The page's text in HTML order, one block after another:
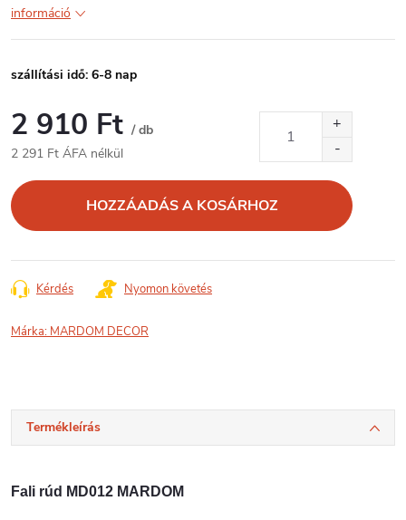
információ
szállítási idő: 6-8 nap
2 910 Ft / db
2 291 Ft ÁFA nélkül
HOZZÁADÁS A KOSÁRHOZ
Kérdés Nyomon követés
Márka: MARDOM DECOR
Termékleírás
Fali rúd MD012 MARDOM